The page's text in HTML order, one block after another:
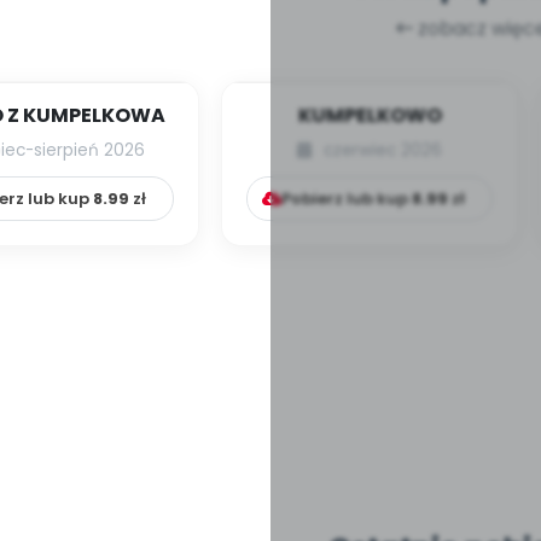
zobacz
Z KUMPELKOWA
sierpień 2026
lub kup 8.99 zł
KUMPELKOWO
Pobierz lub kup8.99 zł